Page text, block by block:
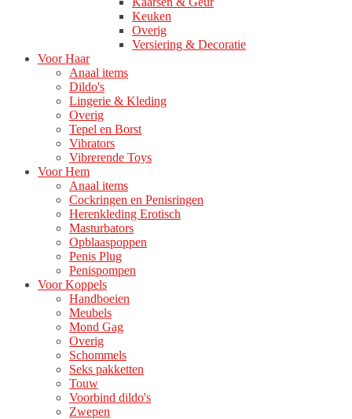
Keuken
Overig
Versiering & Decoratie
Voor Haar
Anaal items
Dildo's
Lingerie & Kleding
Overig
Tepel en Borst
Vibrators
Vibrerende Toys
Voor Hem
Anaal items
Cockringen en Penisringen
Herenkleding Erotisch
Masturbators
Opblaaspoppen
Penis Plug
Penispompen
Voor Koppels
Handboeien
Meubels
Mond Gag
Overig
Schommels
Seks pakketten
Touw
Voorbind dildo's
Zwepen